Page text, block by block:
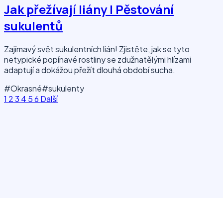
Jak přežívají liány | Pěstování
sukulentů
Zajímavý svět sukulentních lián! Zjistěte, jak se tyto
netypické popínavé rostliny se zdužnatělými hlízami
adaptují a dokážou přežít dlouhá období sucha.
#Okrasné#sukulenty
1 23 4 56 Další